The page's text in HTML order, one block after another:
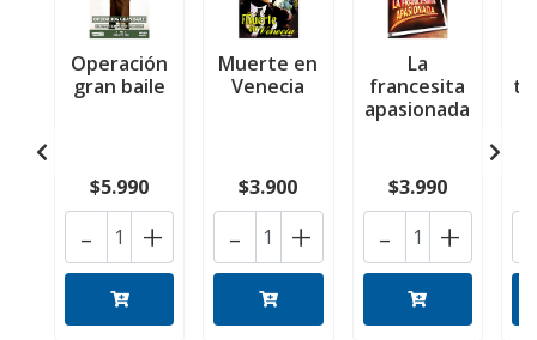
Operación
gran baile
$5.990
+
-
Muerte en
Venecia
$3.900
+
-
La
francesita
apasionada
$3.990
+
-